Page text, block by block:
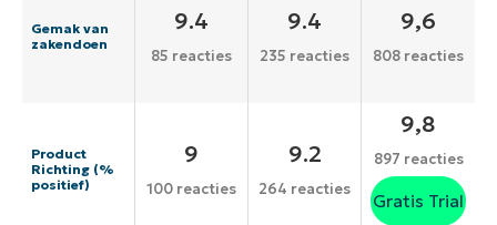
Gemak van
zakendoen
9.4
85 reacties
9.4
235 reacties
9,6
808 reacties
Product
Richting (%
positief)
9
100 reacties
9.2
264 reacties
9,8
897 reacties
Gratis Trial